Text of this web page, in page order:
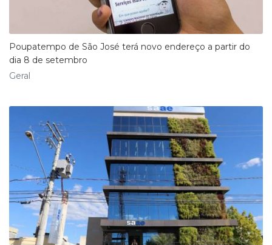
Poupatempo de São José terá novo endereço a partir do
dia 8 de setembro
Geral